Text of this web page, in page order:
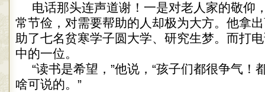
电话那头连声道谢！一是对老人家的敬仰
常节俭，对需要帮助的人却极为大方。他拿
助了七名贫寒学子圆大学、研究生梦。而打
中的一位。
“读书是希望，”他说，“孩子们都很争气！
啥可说的。”